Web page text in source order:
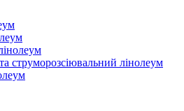
струморозсіювальний лінолеум